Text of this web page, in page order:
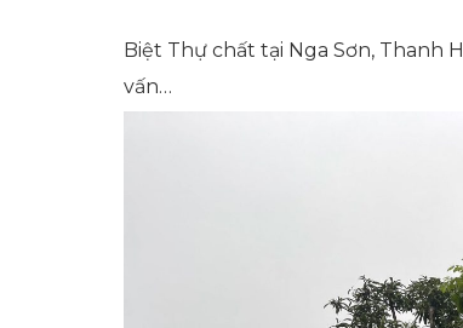
Biệt Thự chất tại Nga Sơn, Thanh
vấn…